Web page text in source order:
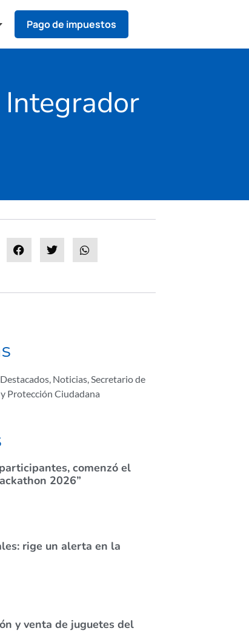
Pago de impuestos
Destacados, Noticias,Secretario de
Protección Ciudadana
comenzó el
2026”
rige un alerta en la
y venta de juguetes del